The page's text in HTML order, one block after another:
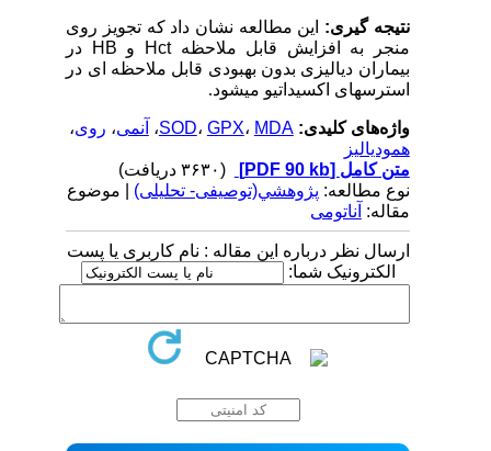
نتیجه گیری:این مطالعه نشان داد که تجویز روی
منجر به افزایش قابل ملاحظه
HBوHct
در
بیماران دیالیزی بدون بهبودی قابل ملاحظه ای در
استرس­های اکسیداتیو می­شود.
واژه‌های کلیدی: SOD،GPX، MDA ،آنمی،روی،
همودیالیز
متن کامل[PDF 90 kb]
نوع مطالعه:پژوهشي(توصیفی- تحلیلی) | موضوع
مقاله:آناتومی
ارسال نظر درباره این مقاله : نام کاربری یا پست
الکترونیک شما: